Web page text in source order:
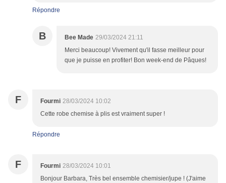
Répondre
B Bee Made 29/03/2024 21:11
Merci beaucoup! Vivement qu'il fasse meilleur pour
que je puisse en profiter! Bon week-end de Pâques!
F Fourmi 28/03/2024 10:02
Cette robe chemise à plis est vraiment super !
Répondre
F Fourmi 28/03/2024 10:01
Bonjour Barbara, Très bel ensemble chemisier/jupe ! (J'aime